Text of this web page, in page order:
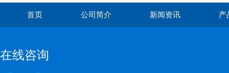
首页 公司简介 新闻资讯 产
在线咨询